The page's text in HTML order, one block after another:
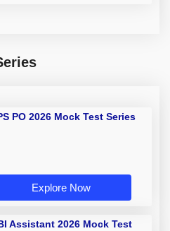
PO 2026 Mock Test Series
Explore Now
Assistant 2026 Mock Test